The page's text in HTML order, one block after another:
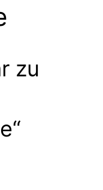
zu